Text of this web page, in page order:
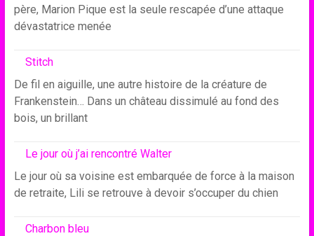
père, Marion Pique est la seule rescapée d’une attaque
dévastatrice menée
Stitch
De fil en aiguille, une autre histoire de la créature de
Frankenstein… Dans un château dissimulé au fond des
bois, un brillant
Le jour où j’ai rencontré Walter
Le jour où sa voisine est embarquée de force à la maison
de retraite, Lili se retrouve à devoir s’occuper du chien
Charbon bleu